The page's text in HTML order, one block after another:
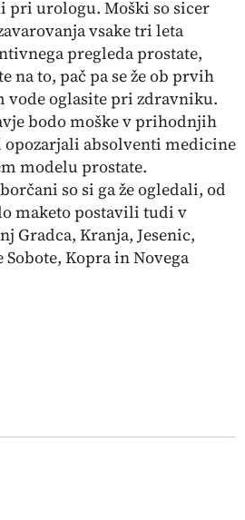
pri urologu. Moški so sicer
vsake tri leta
pregleda prostate,
na to, pač pa se že ob prvih
vode oglasite pri zdravniku.
bodo moške v prihodnjih
opozarjali absolventi medicine
modelu prostate.
so si ga že ogledali, od
maketo postavili tudi v
Gradca, Kranja, Jesenic,
Kopra in Novega